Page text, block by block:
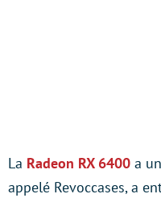
La Radeon RX 6400 a
appelé Revoccases, a